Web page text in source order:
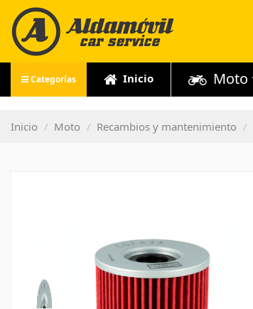
Categorías Inicio Moto
Inicio Moto Recambios y mantenimiento